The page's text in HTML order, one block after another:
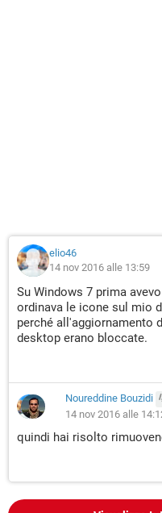
elio46
14 nov 2016 alle 13:59
Su Windows 7 prima
ordinava le icone sul mio
perché all'aggiornamento
desktop erano bloccate.
Noureddine Bouzidi
14 nov 2016 alle
quindi hai risolto